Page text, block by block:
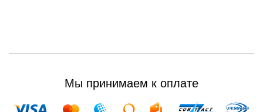
Мы принимаем к оплате